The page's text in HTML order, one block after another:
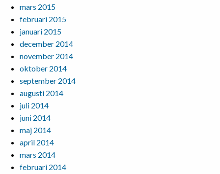
mars 2015
februari 2015
januari 2015
december 2014
november 2014
oktober 2014
september 2014
augusti 2014
juli 2014
juni 2014
maj 2014
april 2014
mars 2014
februari 2014